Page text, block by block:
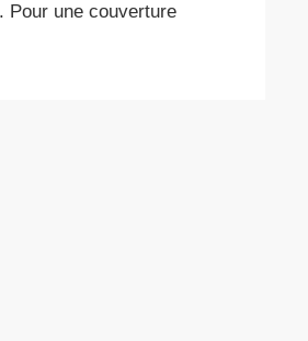
une couverture